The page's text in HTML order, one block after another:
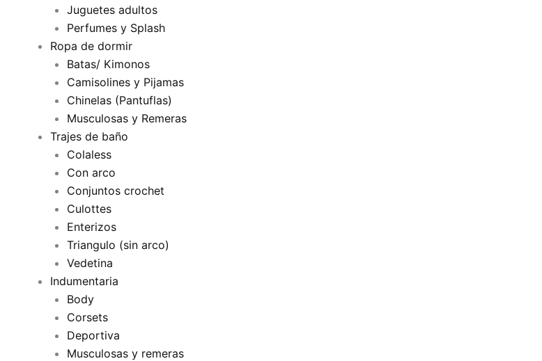
Juguetes adultos
Perfumes y Splash
Ropa de dormir
Batas/ Kimonos
Camisolines y Pijamas
Chinelas (Pantuflas)
Musculosas y Remeras
Trajes de baño
Colaless
Con arco
Conjuntos crochet
Culottes
Enterizos
Triangulo (sin arco)
Vedetina
Indumentaria
Body
Corsets
Deportiva
Musculosas y remeras